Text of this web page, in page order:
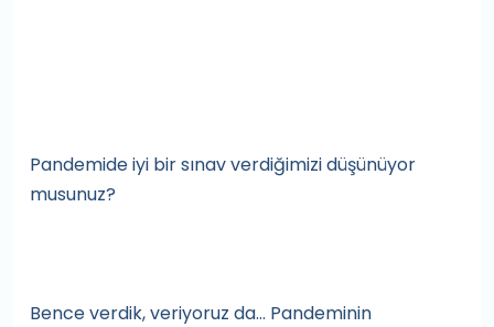
Pandemide iyi bir sınav verdiğimizi düşünüyor
musunuz?
Bence verdik, veriyoruz da... Pandeminin